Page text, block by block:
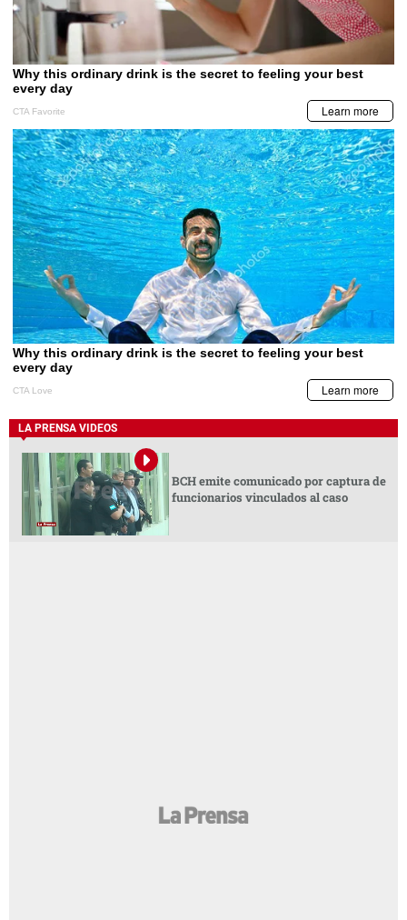
LA PRENSA VIDEOS
BCH emite comunicado por captura de
funcionarios vinculados al caso